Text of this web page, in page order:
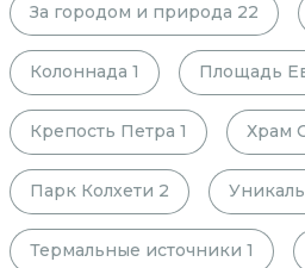
За городом и природа 22
Колоннада 1 Площадь
Крепость Петра 1 Храм
Парк Колхети 2
Термальные источники 1